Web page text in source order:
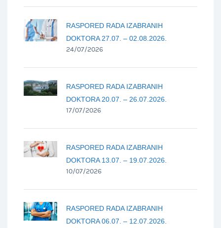
RASPORED RADA IZABRANIH
DOKTORA 27.07. – 02.08.2026.
24/07/2026
RASPORED RADA IZABRANIH
DOKTORA 20.07. – 26.07.2026.
17/07/2026
RASPORED RADA IZABRANIH
DOKTORA 13.07. – 19.07.2026.
10/07/2026
RASPORED RADA IZABRANIH
DOKTORA 06.07. – 12.07.2026.